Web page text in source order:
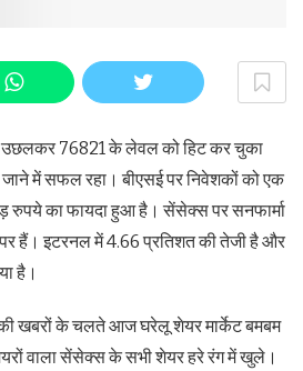
76821 के लेवल को हिट कर चुका
में सफल रहा। बीएसई पर निवेशकों को एक
रुपये का फायदा हुआ है। सेंसेक्स पर सनफार्मा
हैं। इटरनल में 4.66 प्रतिशत की तेजी है और
है।
की खबरों के चलते आज घरेलू शेयर मार्केट बमबम
वाला सेंसेक्स के सभी शेयर हरे रंग में खुले।